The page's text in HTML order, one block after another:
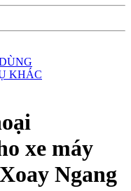
KHÁC
xe máy
Ngang